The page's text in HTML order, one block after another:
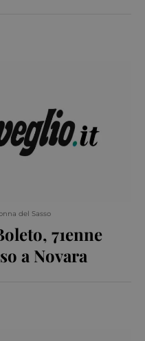
del Sasso
71enne
a Novara